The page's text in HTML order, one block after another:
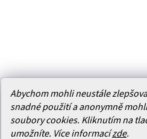
Abychom mohli neustále
snadné použití a anonymně
soubory cookies. Kliknutím na
umožníte. Více informacízde.